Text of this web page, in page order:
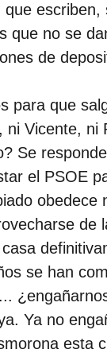
que no se
de
para que
ni Vicente, ni
Se
el PSOE
de
se han
Ya no
esta